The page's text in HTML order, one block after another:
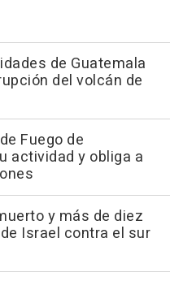
de Guatemala
del volcán de
Fuego de
actividad y obliga a
y más de diez
Israel contra el sur